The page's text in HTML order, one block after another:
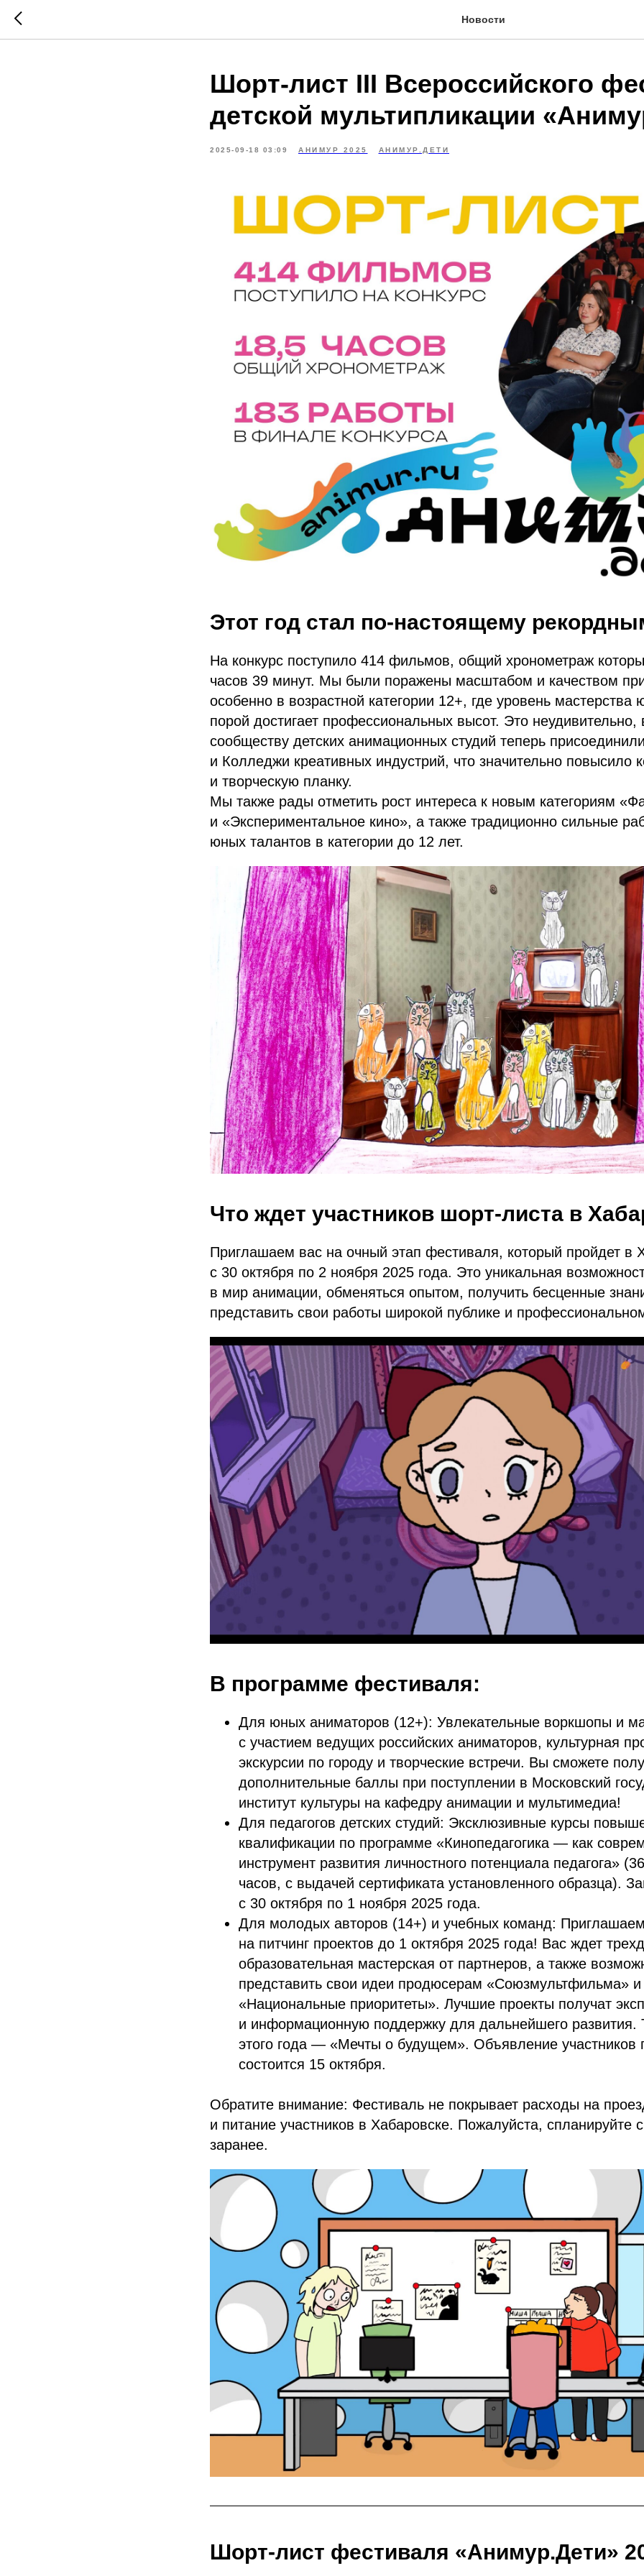
Новости
Шорт-лист III Всероссийского
детской мультипликации
2025-09-18 03:09 АНИМУР 2025 АНИМУР.ДЕТИ
Этот год стал по-настоящему
На конкурс поступило 414 фильмов, общий хронометраж
часов 39 минут. Мы были поражены масштабом и качеством
особенно в возрастной категории 12+, где уровень мастерства
порой достигает профессиональных высот. Это
сообществу детских анимационных студий теперь
и Колледжи креативных индустрий, что значительно повысило
и творческую планку.
Мы также рады отметить рост интереса к новым категориям
и «Экспериментальное кино», а также традиционно сильные
юных талантов в категории до 12 лет.
Что ждет участников шорт-листа в
Приглашаем вас на очный этап фестиваля, который пройдет в
с 30 октября по 2 ноября 2025 года. Это уникальная
в мир анимации, обменяться опытом, получить бесценные
представить свои работы широкой публике и
В программе фестиваля:
Для юных аниматоров (12+): Увлекательные воркшопы и
с участием ведущих российских аниматоров, культурная
экскурсии по городу и творческие встречи. Вы сможете
дополнительные баллы при поступлении в Московский
институт культуры на кафедру анимации и мультимедиа!
Для педагогов детских студий: Эксклюзивные курсы
квалификации по программе «Кинопедагогика — как
инструмент развития личностного потенциала педагога»
часов, с выдачей сертификата установленного образца).
с 30 октября по 1 ноября 2025 года.
Для молодых авторов (14+) и учебных команд: Приглашаем
на питчинг проектов до 1 октября 2025 года! Вас ждет
образовательная мастерская от партнеров, а также
представить свои идеи продюсерам «Союзмультфильма»
«Национальные приоритеты». Лучшие проекты получат
и информационную поддержку для дальнейшего развития.
этого года — «Мечты о будущем». Объявление участников
состоится 15 октября.
Обратите внимание: Фестиваль не покрывает расходы на
и питание участников в Хабаровске. Пожалуйста, спланируйте
заранее.
Шорт-лист фестиваля «Анимур.Дети»